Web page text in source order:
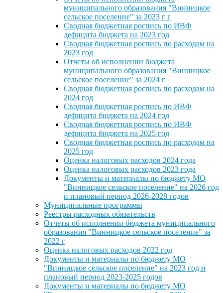
муниципального образования "Винницкое
сельское поселение" за 2023 г г
Сводная бюджетная роспись по ИВФ
дефицита бюджета на 2023 год
Сводная бюджетная роспись по расходам на
2023 год
Отчеты об исполнении бюджета
муниципального образования "Винницкое
сельское поселение" за 2024 г
Сводная бюджетная роспись по расходам на
2024 год
Сводная бюджетная роспись по ИВФ
дефицита бюджета на 2024 год
Сводная бюджетная роспись по ИВФ
дефицита бюджета на 2025 год
Сводная бюджетная роспись по расходам на
2025 год
Оценка налоговых расходов 2024 года
Оценка налоговых расходов 2023 года
Документы и материалы по бюджету МО
"Винницкое сельское поселение" на 2026 год
и плановый период 2026-2028 годов
Муниципальные программы
Реестры расходных обязательств
Отчеты об исполнении бюджета муниципального
образования "Винницкое сельское поселение" за
2022 г
Оценка налоговых расходов 2022 год
Документы и материалы по бюджету МО
"Винницкое сельское поселение" на 2023 год и
плановый период 2023-2025 годов
Документы и материалы по бюджету МО